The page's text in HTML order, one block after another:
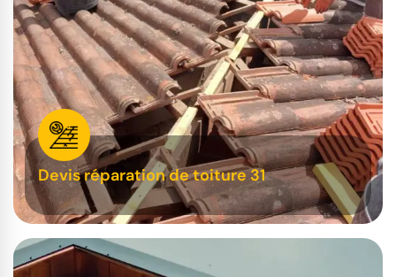
Devis réparation de toiture 31